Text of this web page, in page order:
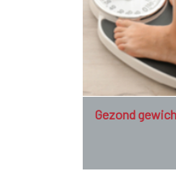
Gezond